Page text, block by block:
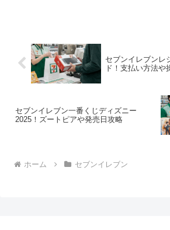
セブンイレブンレ
ド！支払い方法や
セブンイレブン一番くじディズニー
2025！ズートピアや発売日攻略
ホーム セブンイレブン